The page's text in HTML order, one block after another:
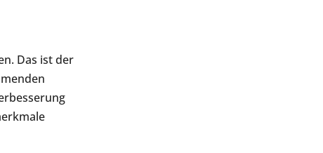
Das ist der